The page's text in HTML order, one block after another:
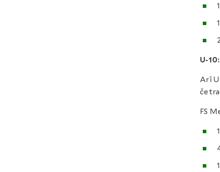
U-10:
Arī
FS